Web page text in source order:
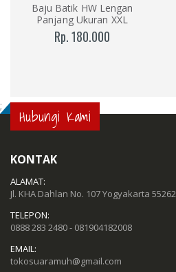
Baju Batik HW Lengan
Panjang Ukuran XXL
Rp. 180.000
; Hubungi Kami
KONTAK
ALAMAT:
Jl. KHA Dahlan No. 107 Yogyakarta 55262
TELEPON:
0888 283 2480 - 081904182008
EMAIL:
tokosuaramuh@gmail.com